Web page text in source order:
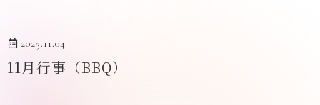
2025.11.04
11月行事（BBQ）